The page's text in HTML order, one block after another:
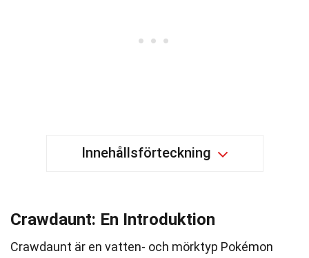
Innehållsförteckning
Crawdaunt: En Introduktion
Crawdaunt är en vatten- och mörktyp Pokémon